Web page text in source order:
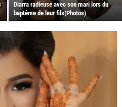
Diarra radieuse avec son mari lors du
baptême de leur fils(Photos)